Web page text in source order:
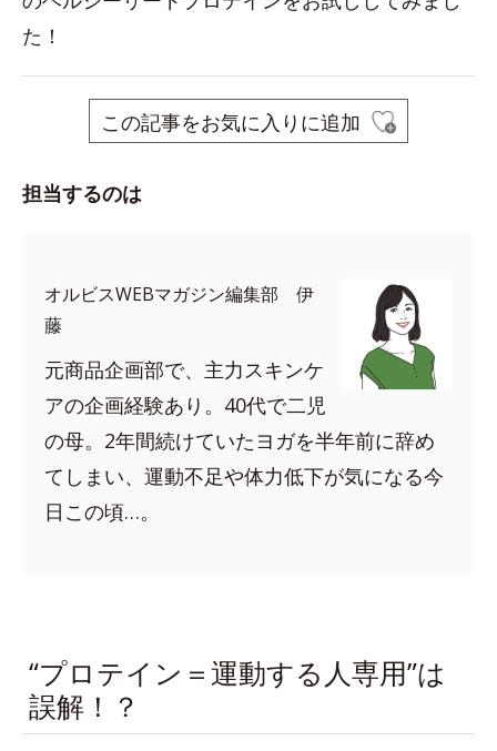
た！
この記事をお気に入りに追加
担当するのは
オルビスWEBマガジン編集部 伊
藤
元商品企画部で、主力スキンケ
アの企画経験あり。40代で二児
の母。2年間続けていたヨガを半年前に辞め
てしまい、運動不足や体力低下が気になる今
日この頃…。
“プロテイン＝運動する人専用”は
誤解！？